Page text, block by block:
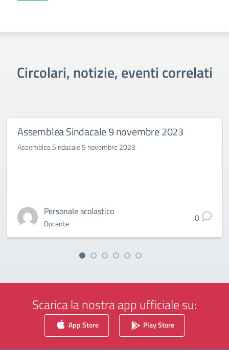
Circolari, notizie, eventi correlati
Assemblea Sindacale 9 novembre 2023
Assemblea Sindacale 9 novembre 2023
Personale scolastico
Docente 0
Scarica la nostra app ufficiale su:
App Store Play Store